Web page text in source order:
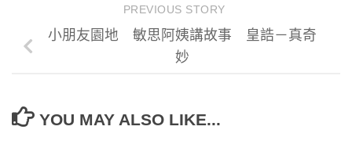
PREVIOUS STORY
小朋友園地 敏思阿姨講故事 皇誥－真奇
妙
YOU MAY ALSO LIKE...